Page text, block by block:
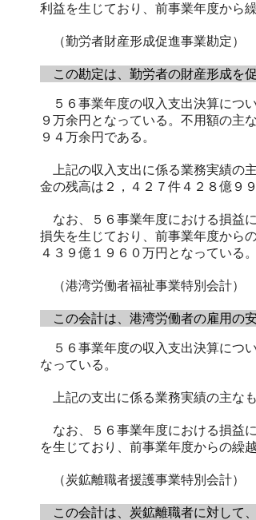
利益を生じており、前事業年度から
（勤労者財産形成促進事業勘定）
この勘定は、勤労者の財産形成を
５６事業年度の収入支出決算につ
９万余円となっている。不用額の主
９４万余円である。
上記の収入支出に係る業務実績の
金の残高は２，４２７件４２８億９
なお、５６事業年度における損益
損失を生じており、前事業年度から
４３９億１９６０万円となっている。
（港湾労働者福祉事業特別会計）
この会計は、港湾労働者の雇用の
５６事業年度の収入支出決算につ
なっている。
上記の支出に係る業務実績の主な
なお、５６事業年度における損益
を生じており、前事業年度からの繰
（炭鉱離職者援護事業特別会計）
この会計は、炭鉱離職者に対して